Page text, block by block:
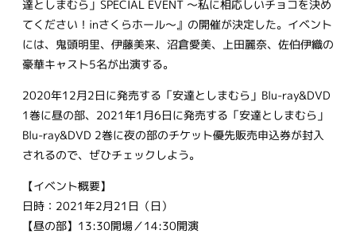
達としまむら」SPECIAL EVENT 〜私に相応しいチョコを決め
てください！inさくらホール〜』の開催が決定した。イベント
には、鬼頭明里、伊藤美来、沼倉愛美、上田麗奈、佐伯伊織の
豪華キャスト5名が出演する。
2020年12月2日に発売する「安達としまむら」Blu-ray&DVD
1巻に昼の部、2021年1月6日に発売する「安達としまむら」
Blu-ray&DVD 2巻に夜の部のチケット優先販売申込券が封入
されるので、ぜひチェックしよう。
【イベント概要】
日時：2021年2月21日（日）
【昼の部】13:30開場／14:30開演